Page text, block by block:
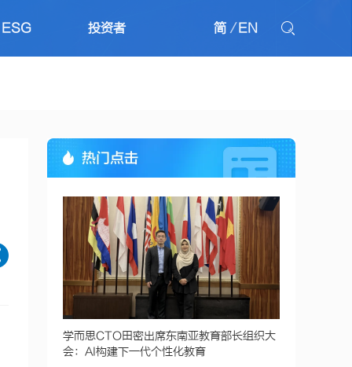
ESG 投资者 简 / EN
学而思CTO田密出席东南亚教育部长组织大
会：AI构建下一代个性化教育